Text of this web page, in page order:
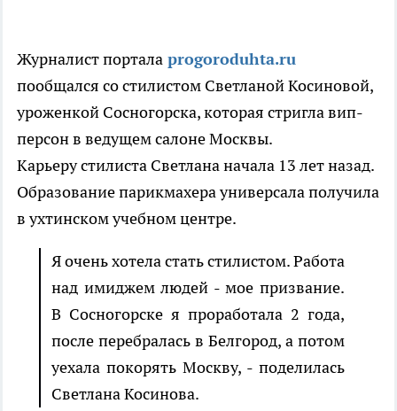
Журналист портала progoroduhta.ru
пообщался со стилистом Светланой Косиновой,
уроженкой Сосногорска, которая стригла вип-
персон в ведущем салоне Москвы.
Карьеру стилиста Светлана начала 13 лет назад.
Образование парикмахера универсала получила
в ухтинском учебном центре.
Я очень хотела стать стилистом. Работа
над имиджем людей - мое призвание.
В Сосногорске я проработала 2 года,
после перебралась в Белгород, а потом
уехала покорять Москву, - поделилась
Светлана Косинова.